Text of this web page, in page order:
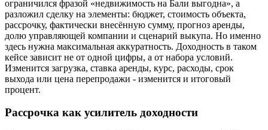
ограничился фразой «недвижимость на Бали выгодна», а
разложил сделку на элементы: бюджет, стоимость объекта,
рассрочку, фактически внесённую сумму, прогноз аренды,
долю управляющей компании и сценарий выкупа. Но именно
здесь нужна максимальная аккуратность. Доходность в таком
кейсе зависит не от одной цифры, а от набора условий.
Изменится загрузка, ставка аренды, курс, расходы, срок
выхода или цена перепродажи - изменится и итоговый
процент.
Рассрочка как усилитель доходности